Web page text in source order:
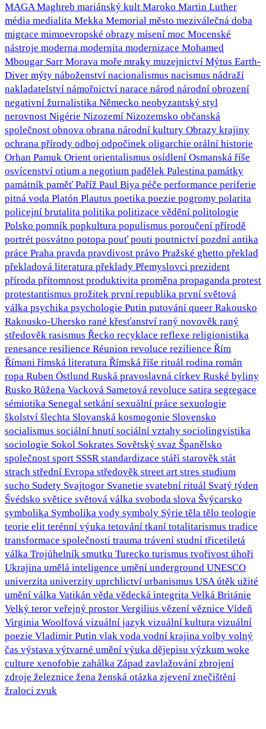
MAGAMaghreb mariánský kult Maroko Martin Luther
média medialita Mekka Memorial město meziválečná doba
migrace mimoevropské obrazy mísení moc Mocenské
nástroje moderna modernita modernizace Mohamed
Mbougar Sarr Morava moře mraky muzejnictví Mýtus Earth-
Diver mýty náboženství nacionalismus nacismus nádraží
nakladatelství námořnictví narace národ národní obrození
negativní žurnalistika Německo neobyzantský styl
nerovnost Nigérie Nizozemí Nizozemsko občanská
společnost obnova obrana národní kultury Obrazy krajiny
ochrana přírody odboj odpočinek oligarchie orální historie
Orhan Pamuk Orient orientalismus osídlení Osmanská říše
osvícenství otium a negotium padělek Palestina památky
památník paměť Paříž Paul Biya péče performance periferie
pitná voda Platón Plautus poetika poezie pogromy polarita
policejní brutalita politika politizace vědění politologie
Polsko pomník popkultura populismus poroučení přírodě
portrét posvátno potopa pouť pouti poutnictví pozdní antika
práce Praha pravda pravdivost právo Pražské ghetto překlad
překladová literatura překlady Přemyslovci prezident
příroda přítomnost produktivita proměna propaganda protest
protestantismus prožitek první republika první světová
válka psychika psychologie Putin putování queer Rakousko
Rakousko-Uhersko rané křesťanství raný novověk raný
středověk rasismus Řecko recyklace reflexe religionistika
renesance resilience Réunion revoluce rezilience Řím
Římani římská literatura Římská říše rituál rodina román
ropa Ruben Östlund Ruská pravoslavná církev Ruské byliny
Rusko Růžena Vacková Sametová revoluce satira segregace
sémiotika Senegal setkání sexuální práce sexuologie
školství šlechta Slovanská kosmogonie Slovensko
socialismus sociální hnutí sociální vztahy sociolingvistika
sociologie Sokol Sokrates Sovětský svaz Španělsko
společnost sport SSSRstandardizace stáří starověk stát
strach střední Evropa středověk street art stres studium
sucho Sudety Svajtogor Svanetie svatební rituál Svatý týden
Švédsko světice světová válka svoboda slova Švýcarsko
symbolika Symbolika vody symboly Sýrie těla tělo teologie
teorie elit terénní výuka tetování tkaní totalitarismus tradice
transformace společnosti trauma trávení studní třicetiletá
válka Trojúhelník smutku Turecko turismus tvořivost úhoři
Ukrajina umělá inteligence umění underground UNESCO
univerzita univerzity uprchlictví urbanismus USAútěk užité
umění válka Vatikán věda vědecká integrita Velká Británie
Velký teror veřejný prostor Vergilius vězení věznice Vídeň
Virginia Woolfová vizuální jazyk vizuální kultura vizuální
poezie Vladimir Putin vlak voda vodní krajina volby volný
čas výstava výtvarné umění výuka dějepisu výzkum woke
culture xenofobie zahálka Západ zavlažování zbrojení
zdroje železnice žena ženská otázka zjevení znečištění
žraloci zvuk